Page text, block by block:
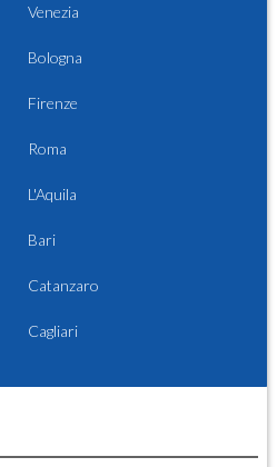
Venezia
Bologna
Firenze
Roma
L'Aquila
Bari
Catanzaro
Cagliari